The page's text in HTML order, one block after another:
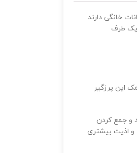
خانگی دارند
طرف
این پرزگیر
و جمع کردن
و اذیت بیشتری